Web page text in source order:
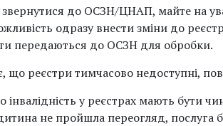
до ОСЗН/ЦНАП, майте на
одразу внести зміни до
передаються до ОСЗН для обробки.
реєстри тимчасово недоступні,
інвалідність у реєстрах мають бути
дитина не пройшла переогляд,